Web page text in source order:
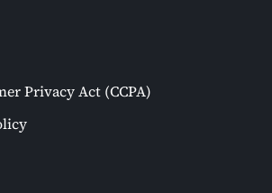
Privacy Act (CCPA)